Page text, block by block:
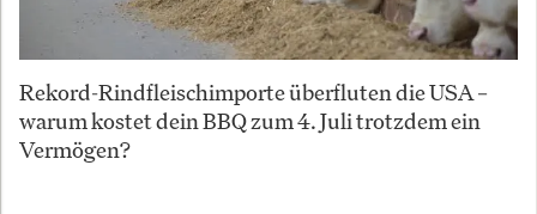
Rekord-Rindfleischimporte überfluten die USA –
warum kostet dein BBQ zum 4. Juli trotzdem ein
Vermögen?